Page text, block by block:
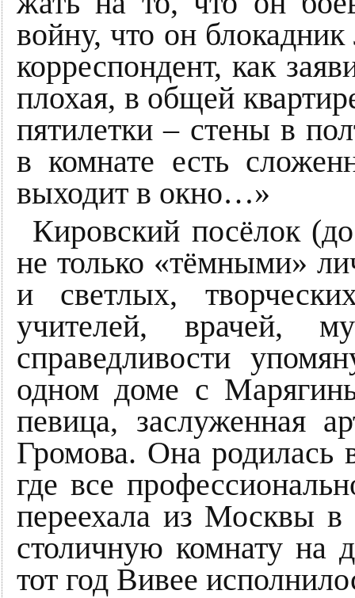
войну, что он
корреспондент, как
плохая, в общей
пятилетки – стены в
в комнате есть
выходит в окно…»
Кировский посёлок
не только «тёмными»
и светлых,
учителей, врачей,
справедливости
одном доме с
певица, заслуженная
Громова. Она родилась
где все
переехала из Москвы в
столичную комнату на
тот год Вивее